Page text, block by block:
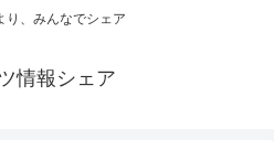
り、みんなでシェア
情報シェア